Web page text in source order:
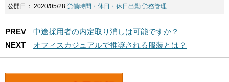
公開日： 2020/05/28 労働時間・休日・休日出勤 労務管理
PREV
中途採用者の内定取り消しは可能ですか？
NEXT
オフィスカジュアルで推奨される服装とは？